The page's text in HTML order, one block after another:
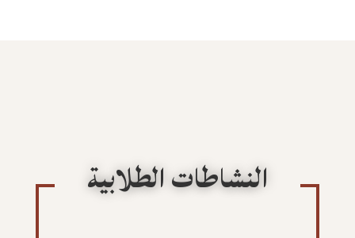
النشاطات الطلابية